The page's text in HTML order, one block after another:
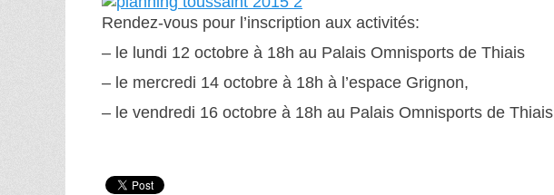
Rendez-vous pour l’inscription aux activités:
– le lundi 12 octobre à 18h au Palais Omnisports de Thiais
– le mercredi 14 octobre à 18h à l’espace Grignon,
– le vendredi 16 octobre à 18h au Palais Omnisports de Thiais